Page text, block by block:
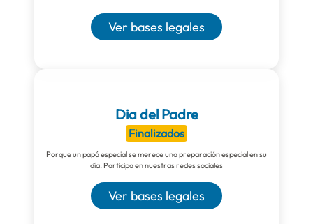
Ver bases legales
Dia del Padre
Finalizados
Porque un papá especial se merece una preparación especial en su
día. Participa en nuestras redes sociales
Ver bases legales